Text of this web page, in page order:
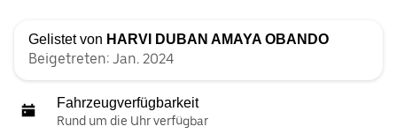
Gelistet von HARVI DUBAN AMAYA OBANDO
Beigetreten: Jan. 2024
Fahrzeugverfügbarkeit
Rund um die Uhr verfügbar